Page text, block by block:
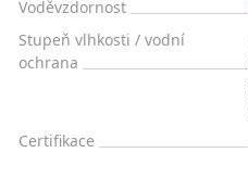
Voděvzdornost
Stupeň vlhkosti / vodní
ochrana
Certifikace